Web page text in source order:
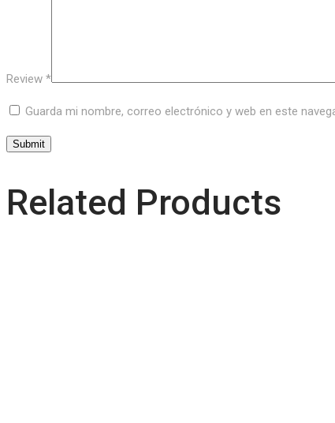
Review *
Guarda mi nombre, correo electrónico y web en este
Related Products